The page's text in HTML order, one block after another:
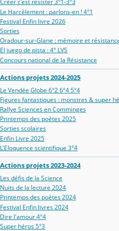
Créer c'est résister 3°1-3°3
Le Harcèlement : parlons-en ! 4°1
Festival Enfin livre 2026
Sorties
Oradour‑sur‑Glane : mémoire et
El juego de pista : 4° LVS
Concours national de la Résistance
Actions projets 2024-2025
Le Vendée Globe 6°2 6°4 5°4
Figures fantastiques : monstres & super
Rallye Sciences en Comminges
Printemps des poètes 2025
Sorties scolaires
Enfin Livre 2025
L'Eloquence scientifique 3°4
Actions projets 2023-2024
Les défis de la Science
Nuits de la lecture 2024
Printemps des poètes 2024
Festival Enfin livres 2024
Dire l'amour 4°4
Super héros 5°3